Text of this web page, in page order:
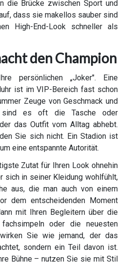
die Brücke zwischen Sport und
dass sie makellos sauber sind
High-End-Look schneller als
den Champion
persönlichen „Joker". Eine
ist im VIP-Bereich fast schon
Zeuge von Geschmack und
sind es oft die Tasche oder
das Outfit vom Alltag abhebt.
Sie sich nicht. Ein Stadion ist
eine entspannte Autorität.
Zutat für Ihren Look ohnehin
sich in seiner Kleidung wohlfühlt,
aus, die man auch von einem
dem entscheidenden Moment
mit Ihren Begleitern über die
oder die neuesten
Sie wie jemand, der das
sondern ein Teil davon ist.
Bühne – nutzen Sie sie mit Stil